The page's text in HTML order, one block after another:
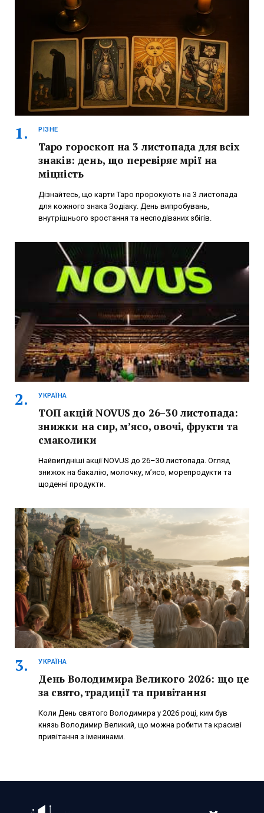
РІЗНЕ
Таро гороскоп на 3 листопада для всіх
знаків: день, що перевіряє мрії на
міцність
Дізнайтесь, що карти Таро пророкують на 3 листопада
для кожного знака Зодіаку. День випробувань,
внутрішнього зростання та несподіваних збігів.
УКРАЇНА
ТОП акцій NOVUS до 26–30 листопада:
знижки на сир, м’ясо, овочі, фрукти та
смаколики
Найвигідніші акції NOVUS до 26–30 листопада. Огляд
знижок на бакалію, молочку, м’ясо, морепродукти та
щоденні продукти.
УКРАЇНА
День Володимира Великого 2026: що це
за свято, традиції та привітання
Коли День святого Володимира у 2026 році, ким був
князь Володимир Великий, що можна робити та красиві
привітання з іменинами.